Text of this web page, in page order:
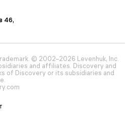
46,
© 2002–2026 Levenhuk, Inc.
and affiliates. Discovery and
of Discovery or its subsidiaries and